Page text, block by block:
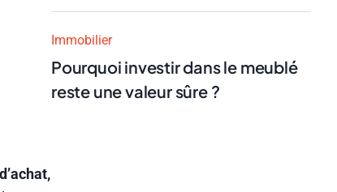
Immobilier
Pourquoi investir dans le meublé
reste une valeur sûre ?